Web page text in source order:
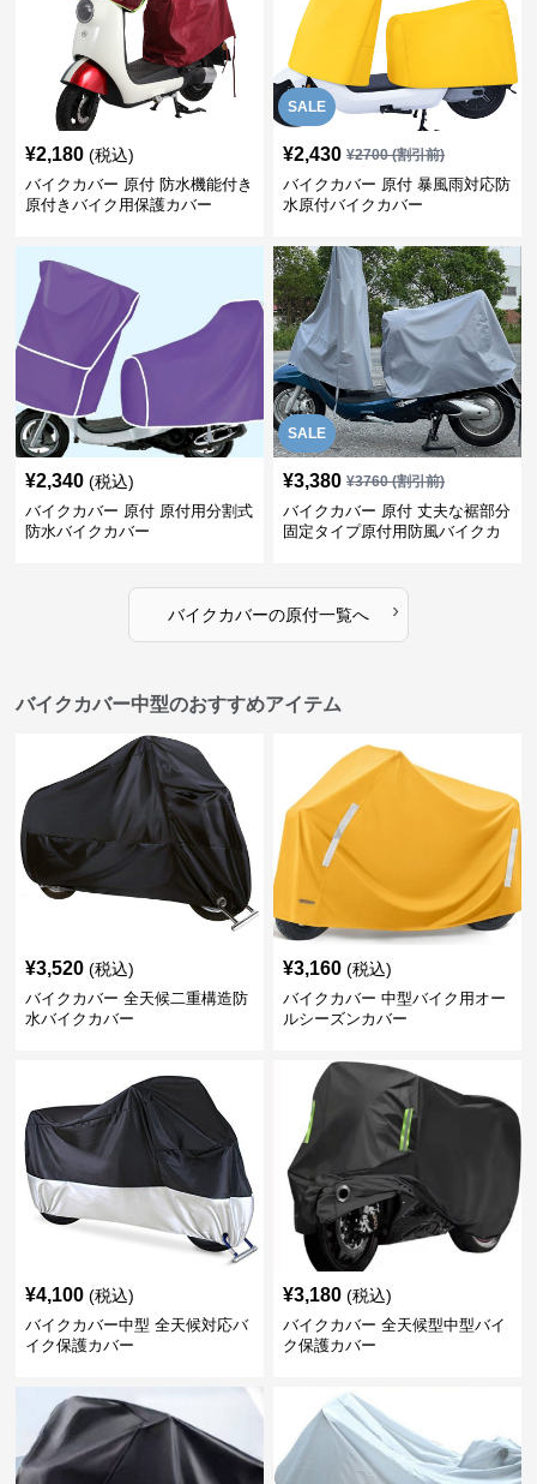
¥2,180 (税込)
バイクカバー 原付 防水機能付き
原付きバイク用保護カバー
SALE
¥2,430 ¥2700(割引前)
バイクカバー 原付 暴風雨対応防
水原付バイクカバー
¥2,340 (税込)
バイクカバー 原付 原付用分割式
防水バイクカバー
SALE
¥3,380 ¥3760(割引前)
バイクカバー 原付 丈夫な裾部分
固定タイプ原付用防風バイクカ
バイクカバーの原付一覧へ ›
バイクカバー中型のおすすめアイテム
¥3,520 (税込)
バイクカバー 全天候二重構造防
水バイクカバー
¥3,160 (税込)
バイクカバー 中型バイク用オー
ルシーズンカバー
¥4,100 (税込)
バイクカバー中型 全天候対応バ
イク保護カバー
¥3,180 (税込)
バイクカバー 全天候型中型バイ
ク保護カバー